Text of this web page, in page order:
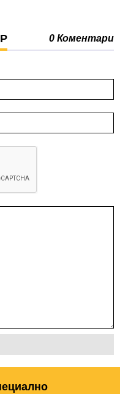
0 Коментари